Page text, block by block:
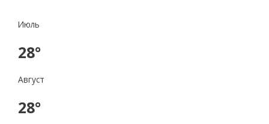
Июль
28°
Август
28°